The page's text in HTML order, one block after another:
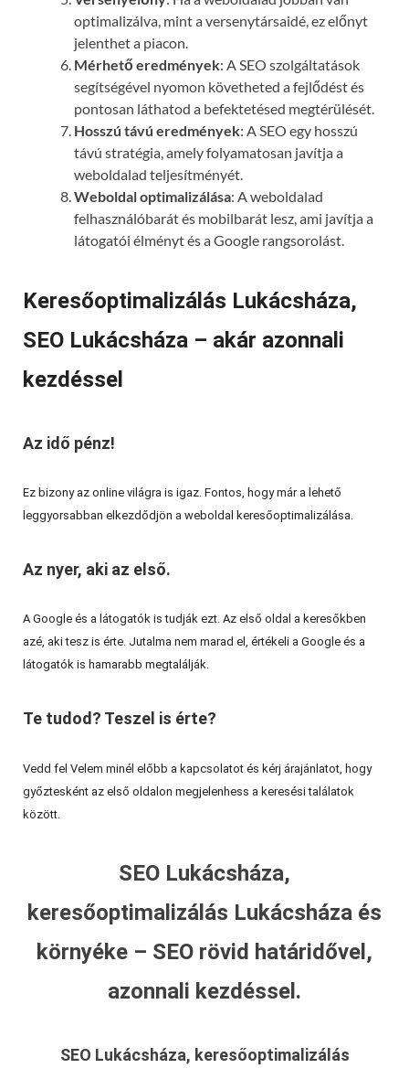
optimalizálva, mint a versenytársaidé, ez előnyt
jelenthet a piacon.
Mérhető eredmények: A SEO szolgáltatások
segítségével nyomon követheted a fejlődést és
pontosan láthatod a befektetésed megtérülését.
Hosszú távú eredmények: A SEO egy hosszú
távú stratégia, amely folyamatosan javítja a
weboldalad teljesítményét.
Weboldal optimalizálása: A weboldalad
felhasználóbarát és mobilbarát lesz, ami javítja a
látogatói élményt és a Google rangsorolást.
Keresőoptimalizálás Lukácsháza,
SEO Lukácsháza – akár azonnali
kezdéssel
Az idő pénz!
Ez bizony az online világra is igaz. Fontos, hogy már a lehető
leggyorsabban elkezdődjön a weboldal keresőoptimalizálása.
Az nyer, aki az első.
A Google és a látogatók is tudják ezt. Az első oldal a keresőkben
azé, aki tesz is érte. Jutalma nem marad el, értékeli a Google és a
látogatók is hamarabb megtalálják.
Te tudod? Teszel is érte?
Vedd fel Velem minél előbb a kapcsolatot és kérj árajánlatot, hogy
győztesként az első oldalon megjelenhess a keresési találatok
között.
SEO Lukácsháza,
keresőoptimalizálás Lukácsháza és
környéke – SEO rövid határidővel,
azonnali kezdéssel.
SEO Lukácsháza, keresőoptimalizálás